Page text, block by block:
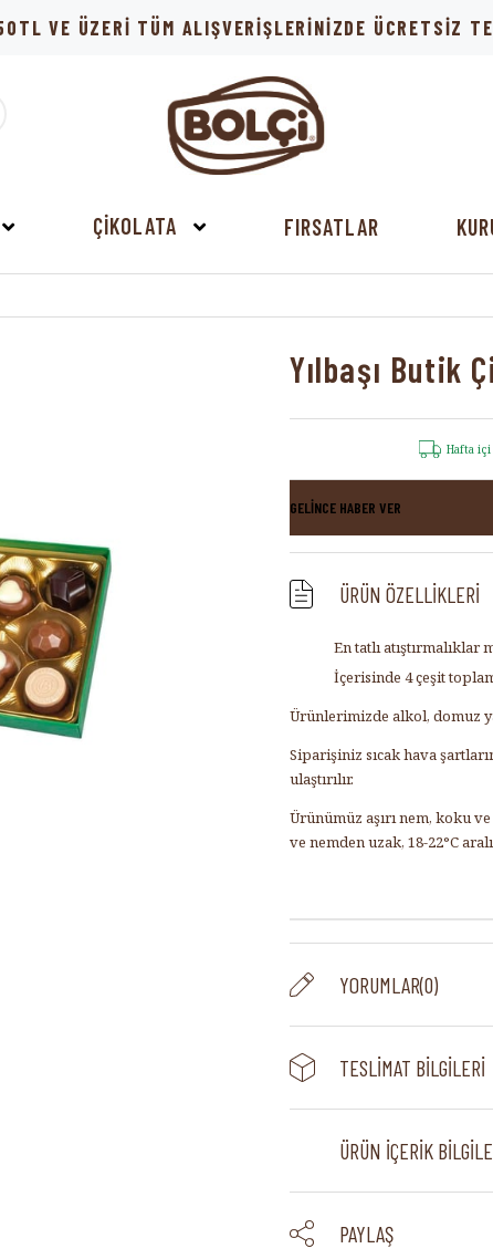
VE ÜZERİ TÜM ALIŞVERİŞLERİNİZDE ÜCRETSİZ
ÇİKOLATA FIRSATLAR
Yılbaşı Butik
Hafta içi
GELINCE HABER VER
ÜRÜN ÖZELLIKLERI
En tatlı
İçerisinde 4 çeşit
Ürünlerimizde alkol, domuz
Siparişiniz sıcak hava
ulaştırılır.
Ürünümüz aşırı nem, koku
ve nemden uzak, 18-22°C
YORUMLAR(0)
TESLIMAT BILGILERI
ÜRÜN İÇERIK
PAYLAŞ